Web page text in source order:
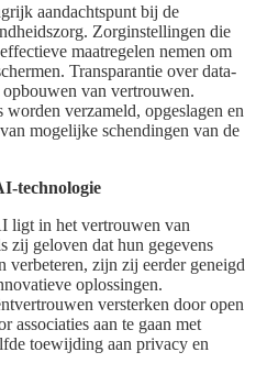
aandachtspunt bij de
Zorginstellingen die
maatregelen nemen om
Transparantie over data-
van vertrouwen.
verzameld, opgeslagen en
mogelijke schendingen van de
technologie
ligt in het vertrouwen van
zij geloven dat hun gegevens
zijn zij eerder geneigd
oplossingen.
versterken door open
associaties aan te gaan met
toewijding aan privacy en